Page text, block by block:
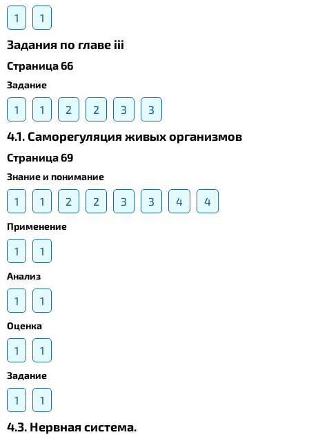
1 1
Задания по главе iii
Страница 66
Задание
1 1 2 2 3 3
4.1. Саморегуляция живых организмов
Страница 69
Знание и понимание
1 1 2 2 3 3 4 4
Применение
1 1
Анализ
1 1
Оценка
1 1
Задание
1 1
4.3. Нервная система.